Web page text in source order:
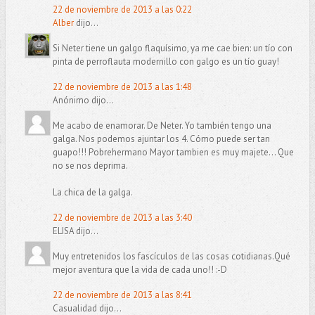
22 de noviembre de 2013 a las 0:22
Alberdijo...
Si Neter tiene un galgo flaquísimo, ya me cae bien: un tío con
pinta de perroflauta modernillo con galgo es un tío guay!
22 de noviembre de 2013 a las 1:48
Anónimo dijo...
Me acabo de enamorar. De Neter. Yo también tengo una
galga. Nos podemos ajuntar los 4. Cómo puede ser tan
guapo!!! Pobrehermano Mayor tambien es muy majete... Que
no se nos deprima.
La chica de la galga.
22 de noviembre de 2013 a las 3:40
ELISA dijo...
Muy entretenidos los fascículos de las cosas cotidianas.Qué
mejor aventura que la vida de cada uno!! :-D
22 de noviembre de 2013 a las 8:41
Casualidad dijo...